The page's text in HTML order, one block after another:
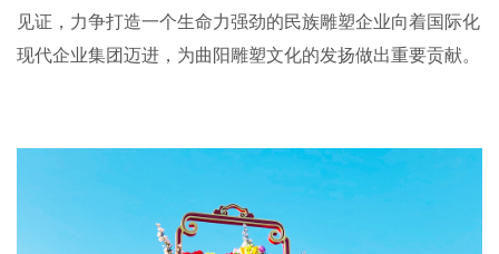
见证，力争打造一个生命力强劲的民族雕塑企业向着国际化
现代企业集团迈进，为曲阳雕塑文化的发扬做出重要贡献。